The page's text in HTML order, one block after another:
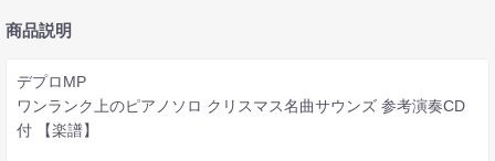
商品説明
デプロMP
ワンランク上のピアノソロ クリスマス名曲サウンズ 参考演奏CD
付 【楽譜】